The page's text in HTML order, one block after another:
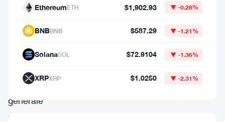
croissante
baleines
malgré
baisse
générale
du
EthereumETH $1,902.93 ▼ -0.28%
BNBBNB $587.29 ▼ -1.21%
SolanaSOL $72.9104 ▼ -1.36%
XRPXRP $1.0250 ▼ -2.31%